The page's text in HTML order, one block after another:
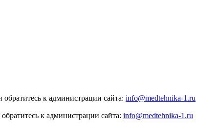
к администрации сайта: info@medtehnika-1.ru
к администрации сайта: info@medtehnika-1.ru